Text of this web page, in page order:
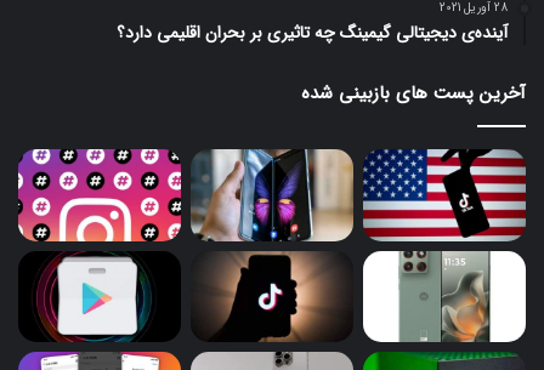
28 آوریل 2021
آینده‌ی دیجیتالی گیمینگ چه تاثیری بر بحران اقلیمی دارد؟
آخرین پست های بازبینی شده